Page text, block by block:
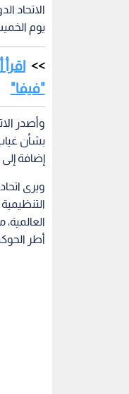
الاتحاد
يوم
"فيفا"
وأصدر
بشأن
إضافة
ويرى
أطر